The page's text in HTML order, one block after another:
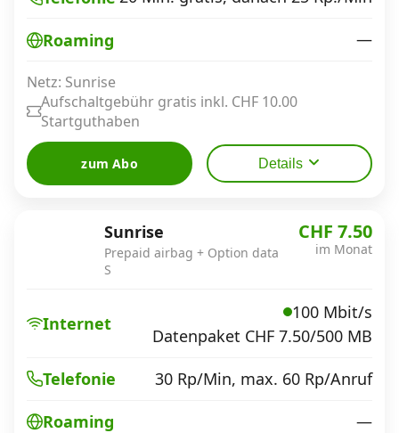
Roaming —
Netz: Sunrise
Aufschaltgebühr gratis inkl. CHF 10.00
Startguthaben
zum Abo Details
Sunrise
Prepaid airbag + Option data
S
CHF 7.50
im Monat
Internet
100 Mbit/s
Datenpaket CHF 7.50/500 MB
Telefonie 30 Rp/Min, max. 60 Rp/Anruf
Roaming —